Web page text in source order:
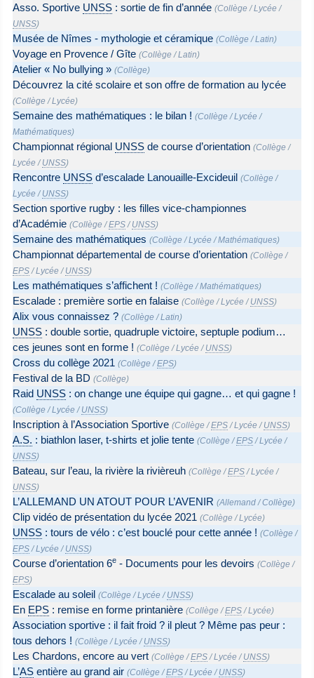
Asso. Sportive UNSS : sortie de fin d’année (Collège /Lycée /
UNSS)
Musée de Nîmes - mythologie et céramique (Collège /Latin)
Voyage en Provence / Gîte (Collège /Latin)
Atelier « No bullying » (Collège)
Découvrez la cité scolaire et son offre de formation au lycée
(Collège /Lycée)
Semaine des mathématiques : le bilan ! (Collège /Lycée /
Mathématiques)
Championnat régional UNSS de course d’orientation (Collège /
Lycée / UNSS)
Rencontre UNSS d’escalade Lanouaille-Excideuil (Collège /
Lycée / UNSS)
Section sportive rugby : les filles vice-championnes
d’Académie (Collège /EPS / UNSS)
Semaine des mathématiques (Collège /Lycée /Mathématiques)
Championnat départemental de course d’orientation (Collège /
EPS /Lycée / UNSS)
Les mathématiques s’affichent ! (Collège /Mathématiques)
Escalade : première sortie en falaise (Collège /Lycée / UNSS)
Alix vous connaissez ? (Collège /Latin)
UNSS : double sortie, quadruple victoire, septuple podium…
ces jeunes sont en forme ! (Collège /Lycée / UNSS)
Cross du collège 2021 (Collège /EPS)
Festival de la BD (Collège)
Raid UNSS : on change une équipe qui gagne… et qui gagne !
(Collège /Lycée / UNSS)
Inscription à l’Association Sportive (Collège /EPS /Lycée / UNSS)
A.S. : biathlon laser, t-shirts et jolie tente (Collège /EPS /Lycée /
UNSS)
Bateau, sur l’eau, la rivière la rivièreuh (Collège /EPS /Lycée /
UNSS)
L’ALLEMAND UN ATOUT POUR L’AVENIR (Allemand /Collège)
Clip vidéo de présentation du lycée 2021 (Collège /Lycée)
UNSS : tours de vélo : c’est bouclé pour cette année ! (Collège /
EPS /Lycée / UNSS)
Course d’orientation 6e - Documents pour les devoirs (Collège /
EPS)
Escalade au soleil (Collège /Lycée / UNSS)
En EPS : remise en forme printanière (Collège /EPS /Lycée)
Association sportive : il fait froid ? il pleut ? Même pas peur :
tous dehors ! (Collège /Lycée / UNSS)
Les Chardons, encore au vert (Collège /EPS /Lycée / UNSS)
L’AS entière au grand air (Collège /EPS /Lycée / UNSS)